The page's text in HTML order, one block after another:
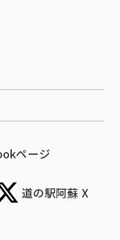
ページ
道の駅阿蘇 X